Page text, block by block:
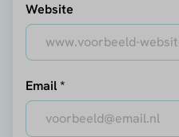
Website
Email *